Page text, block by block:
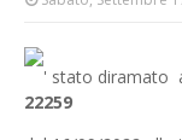
' stato diramato
22259